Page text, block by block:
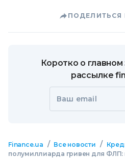
Коротко о главном
рассылке
Ваш email
Finance.ua / Все новости /
полумиллиарда гривен для ФЛП: